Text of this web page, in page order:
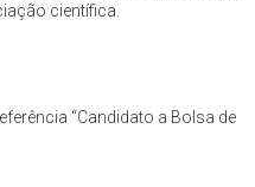
científica.
“Candidato a Bolsa de